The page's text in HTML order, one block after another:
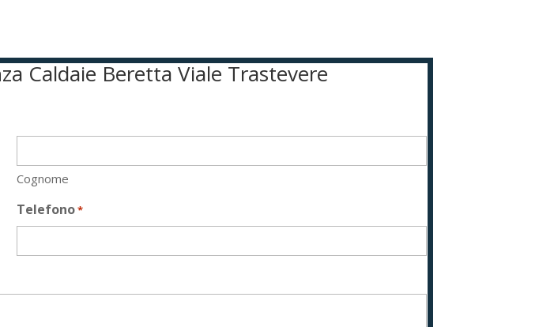
Caldaie Beretta Viale Trastevere
Cognome
Telefono*